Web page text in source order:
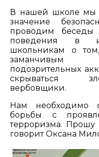
В нашей школе мы
значение
проводим беседы
поведения в
школьникам о
заманчивым
подозрительных
скрываться
вербовщики.
Нам необходимо
борьбы с
терроризма. Прошу
говорит Оксана